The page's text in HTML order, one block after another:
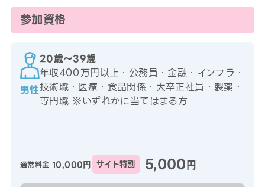
参加資格
男性
20歳〜39歳
年収400万円以上・公務員・金融・インフラ・
技術職・医療・食品関係・大卒正社員・製薬・
専門職 ※いずれかに当てはまる方
通常料金 10,000円 サイト特割 5,000円